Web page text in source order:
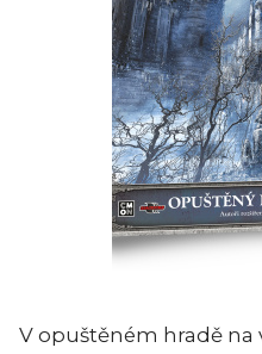
V opuštěném hradě na